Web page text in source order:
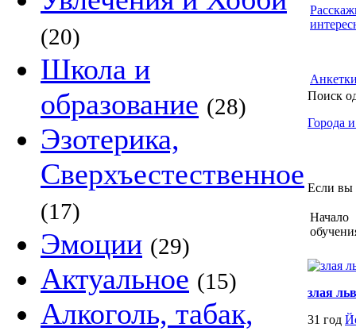
(20)
Школа и
образование (28)
Эзотерика,
Сверхъестественное
(17)
Эмоции (29)
Актуальное (15)
Алкоголь, табак,
Поиск
Города
Если вы
Начало
злая
31 год